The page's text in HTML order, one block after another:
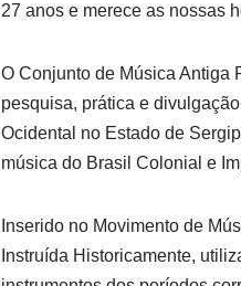
27 anos e merece as nossas
O Conjunto de Música Antiga
pesquisa, prática e
Ocidental no Estado de
música do Brasil Colonial e
Inserido no Movimento de
Instruída Historicamente,